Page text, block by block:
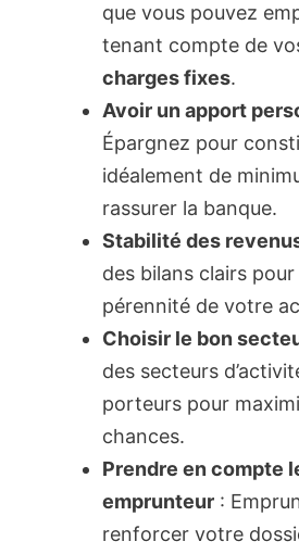
que vous pouvez
tenant compte de
charges fixes.
Avoir un apport
Épargnez pour
idéalement de
rassurer la banque.
Stabilité des
des bilans clairs
pérennité de votre
Choisir le bon
des secteurs
porteurs pour
chances.
Prendre en compte
emprunteur :
renforcer votre